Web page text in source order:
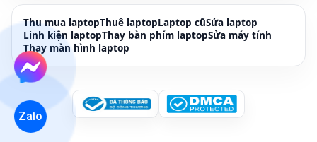
bảo hành rõ ràng 3–12 tháng.
💥 Ưu đãi: Thu pin cũ – trợ giá
🛡 Bảo hành: 3–12 tháng, lỗi linh kiện là đổi viên pin khác
💬 Gửi ảnh tem pin/serial Lenovo qua Zalo0915 81 99
Thu mua laptopThuê laptopLaptop cũSửa laptop
Linh kiện laptopThay bàn phím laptopSửa máy tính
Thay màn hình laptop
Zalo